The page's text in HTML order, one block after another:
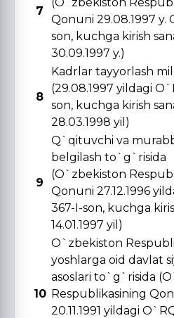
7
Qonuni 29.08.1997 y.
son, kuchga kirish
30.09.1997 y.)
8
Kadrlar tayyorlash
(29.08.1997 yildagi
son, kuchga kirish
28.03.1998 yil)
9
Q`qituvchi va
belgilash to`g`risida
(O`zbekiston
Qonuni 27.12.1996
367-I-son, kuchga
14.01.1997 yil)
10
O`zbekiston
yoshlarga oid davlat
asoslari to`g`risida
Respublikasining
20.11.1991 yildagi